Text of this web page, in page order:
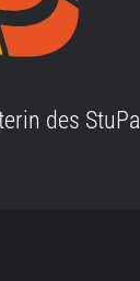
des StuPa